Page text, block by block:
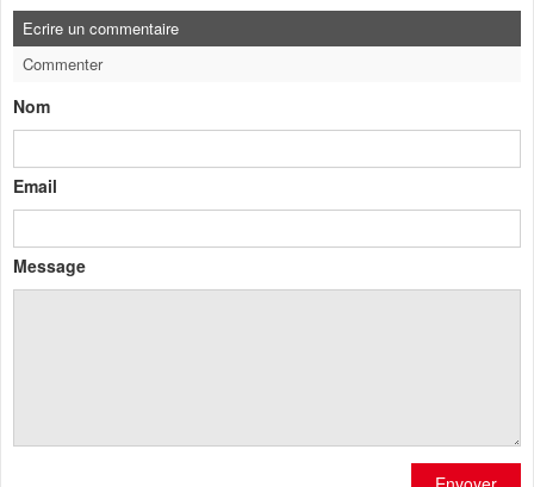
Ecrire un commentaire
Commenter
Nom
Email
Message